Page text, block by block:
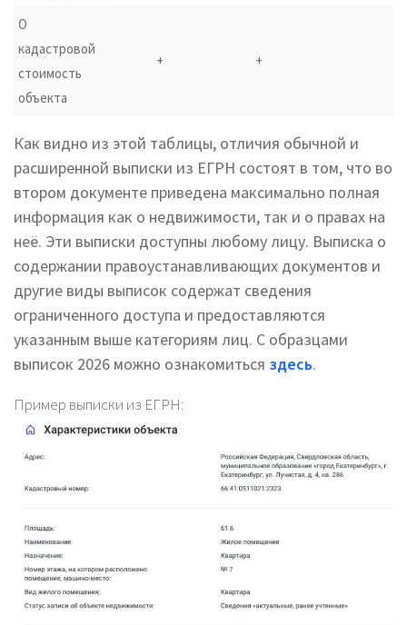
О
кадастровой
стоимость
объекта
+ +
Как видно из этой таблицы, отличия обычной и
расширенной выписки из ЕГРН состоят в том, что во
втором документе приведена максимально полная
информация как о недвижимости, так и о правах на
неё. Эти выписки доступны любому лицу. Выписка о
содержании правоустанавливающих документов и
другие виды выписок содержат сведения
ограниченного доступа и предоставляются
указанным выше категориям лиц. С образцами
выписок 2026 можно ознакомиться здесь.
Пример выписки из ЕГРН: